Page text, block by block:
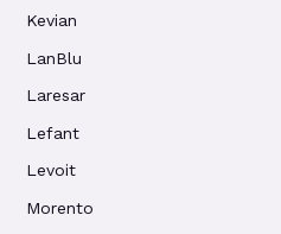
Kevian
LanBlu
Laresar
Lefant
Levoit
Morento